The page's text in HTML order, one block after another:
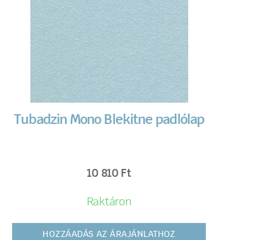
Tubadzin Mono Blekitne padlólap
10 810 Ft
Raktáron
HOZZÁADÁS AZ ÁRAJÁNLATHOZ